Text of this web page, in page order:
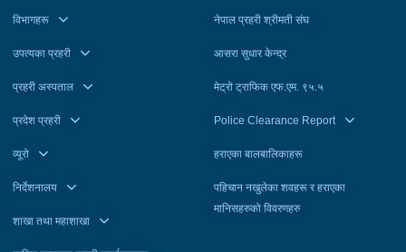
विभागहरू
उपत्यका प्रहरी
प्रहरी अस्पताल
प्रदेश प्रहरी
व्यूरो
निर्देशनालय
शाखा तथा महाशाखा
नेपाल प्रहरी श्रीमती संघ
आसरा सुधार केन्द्र
मेट्रो ट्राफिक एफ.एम. ९५.५
Police Clearance Report
हराएका बालबालिकाहरू
पहिचान नखुलेका शवहरू र हराएका
मानिसहरुको विवरणहरु